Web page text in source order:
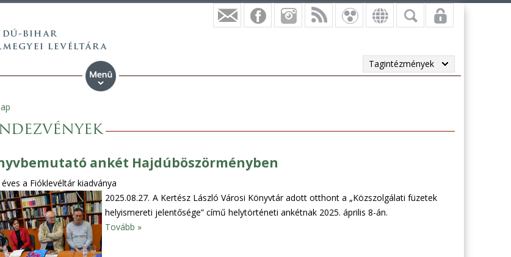
Tagintézmények
ankét Hajdúböszörményben
éves a Fióklevéltár kiadványa
2025.08.27. A Kertész László Városi Könyvtár adott otthont a „Közszolgálati füzetek
helyismereti jelentősége” című helytörténeti ankétnak 2025. április 8-án.
Tovább »